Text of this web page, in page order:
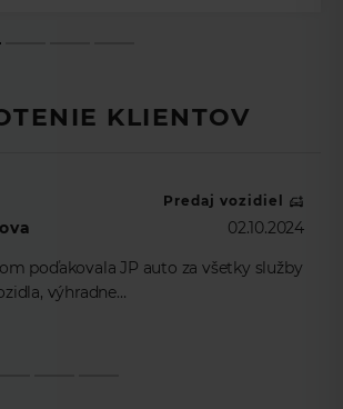
KLIENTOV
Predaj vozidiel
02.10.2024
poďakovala JP auto za všetky služby
výhradne
dovolené, tiez by som sa rada
z Unicredit leasing, ktorá bola